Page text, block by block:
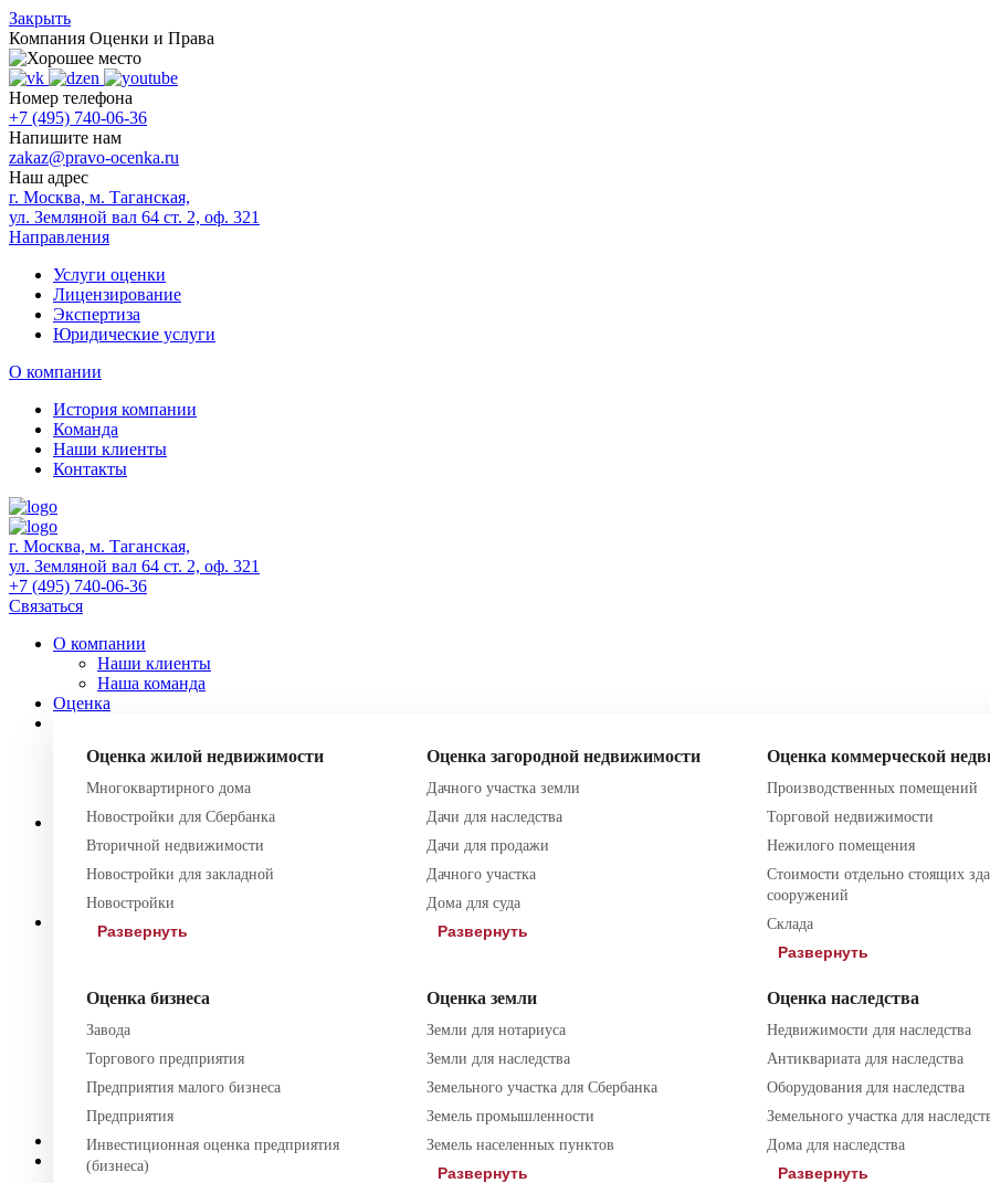
Закрыть
Компания Оценки и Права
Номер телефона
+7 (495) 740-06-36
Напишите нам
zakaz@pravo-ocenka.ru
Наш адрес
г. Москва, м. Таганская,
ул. Земляной вал 64 ст. 2, оф. 321
Направления
Услуги оценки
Лицензирование
Экспертиза
Юридические услуги
О компании
История компании
Команда
Наши клиенты
Контакты
г. Москва, м. Таганская,
ул. Земляной вал 64 ст. 2, оф. 321
+7 (495) 740-06-36
Связаться
О компании
Наши клиенты
Наша команда
Оценка
Оценка жилой недвижимости
Многоквартирного дома
Новостройки для Сбербанка
Вторичной недвижимости
Новостройки для закладной
Новостройки
Развернуть
Оценка загородной недвижимости
Дачного участка земли
Дачи для наследства
Дачи для продажи
Дачного участка
Дома для суда
Развернуть
Оценка коммерческой
Производственных помещений
Торговой недвижимости
Нежилого помещения
Стоимости отдельно стоящих
сооружений
Склада
Развернуть
Оценка бизнеса
Завода
Торгового предприятия
Предприятия малого бизнеса
Предприятия
Инвестиционная оценка предприятия
(бизнеса)
Оценка земли
Земли для нотариуса
Земли для наследства
Земельного участка для Сбербанка
Земель промышленности
Земель населенных пунктов
Развернуть
Оценка наследства
Недвижимости для наследства
Антиквариата для наследства
Оборудования для наследства
Земельного участка для
Дома для наследства
Развернуть
Землеустроительная экспертиза
Строительная экспертиза
Судебная экспертиза
Лицензирование
Регистрация СМИ
Образовательная лицензия
Лицензия на алкоголь
Юридические услуги
Регистрация ИС
Регистрация фирм
Юридическое сопровождение
Договорная работа
Возмещение ущерба
Претензионная работа
Подготовка документов
Блог
Контакты